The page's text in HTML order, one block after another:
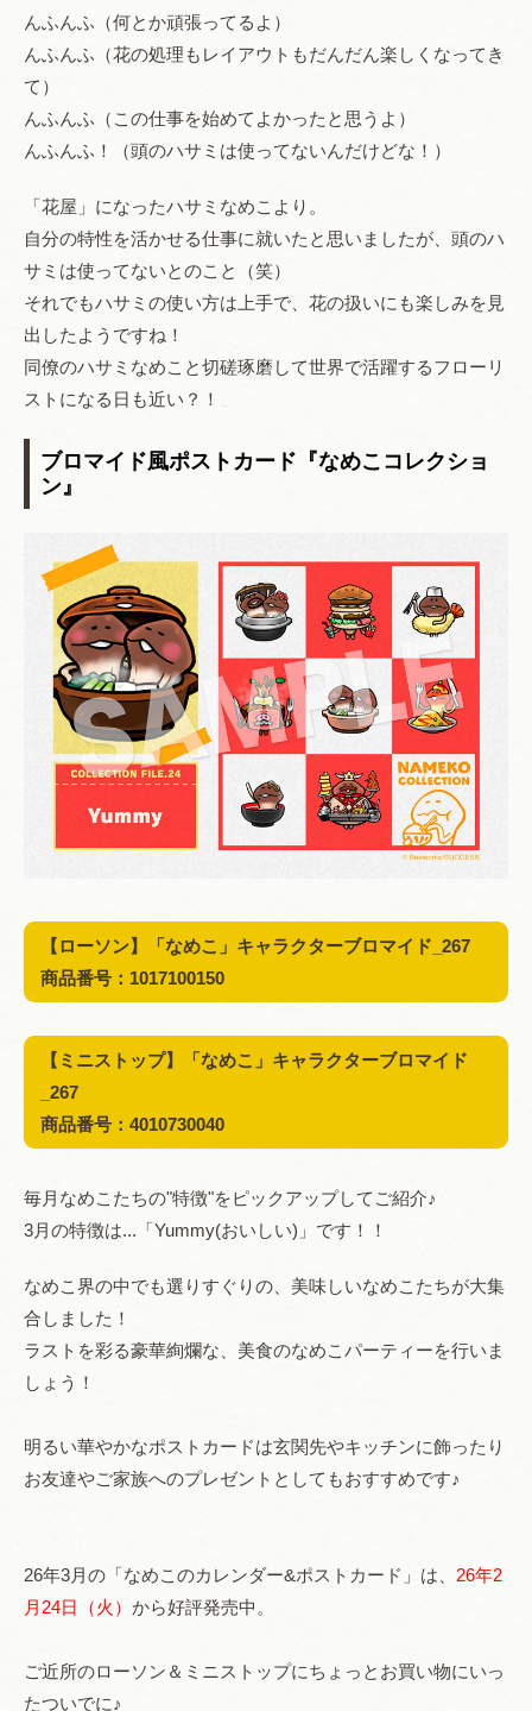
んふんふ（何とか頑張ってるよ）
んふんふ（花の処理もレイアウトもだんだん楽しくなってき
て）
んふんふ（この仕事を始めてよかったと思うよ）
んふんふ！（頭のハサミは使ってないんだけどな！）
「花屋」になったハサミなめこより。
自分の特性を活かせる仕事に就いたと思いましたが、頭のハ
サミは使ってないとのこと（笑）
それでもハサミの使い方は上手で、花の扱いにも楽しみを見
出したようですね！
同僚のハサミなめこと切磋琢磨して世界で活躍するフローリ
ストになる日も近い？！
ブロマイド風ポストカード『なめこコレクショ
ン』
【ローソン】 「なめこ」キャラクターブロマイド_ 267
商品番号：1017100150
【 ミニストップ】
「なめこ」キャラクターブロマイド
267
商品番号：4010730040
毎月なめこたちの"特徴"をピックアップしてご紹介♪
3月の特徴は...「Yummy(おいしい)」です！！
なめこ界の中でも選りすぐりの、美味しいなめこたちが大集
合しました！
ラストを彩る豪華絢爛な、美食のなめこパーティーを行いま
しょう！
明るい華やかなポストカードは玄関先やキッチンに飾ったり
お友達やご家族へのプレゼントとしてもおすすめです♪
26年3月の「なめこのカレンダー&ポストカード」は、 26年2
月24日（火） から好評発売中。
ご近所のローソン＆ミニストップにちょっとお買い物にいっ
たついでに♪